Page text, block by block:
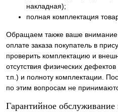
накладная);
полная комплектация
Обращаем также ваше внимание
оплате заказа покупатель в
проверить комплектацию и
отсутствия физических
т.п.) и полноту комплектации.
по этим вопросам не
Гарантийное обслуживание